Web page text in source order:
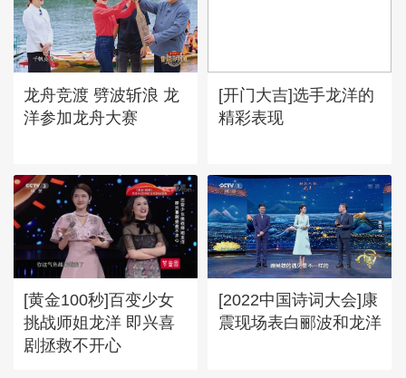
龙舟竞渡 劈波斩浪 龙
洋参加龙舟大赛
[开门大吉]选手龙洋的
精彩表现
[黄金100秒]百变少女
挑战师姐龙洋 即兴喜
剧拯救不开心
[2022中国诗词大会]康
震现场表白郦波和龙洋